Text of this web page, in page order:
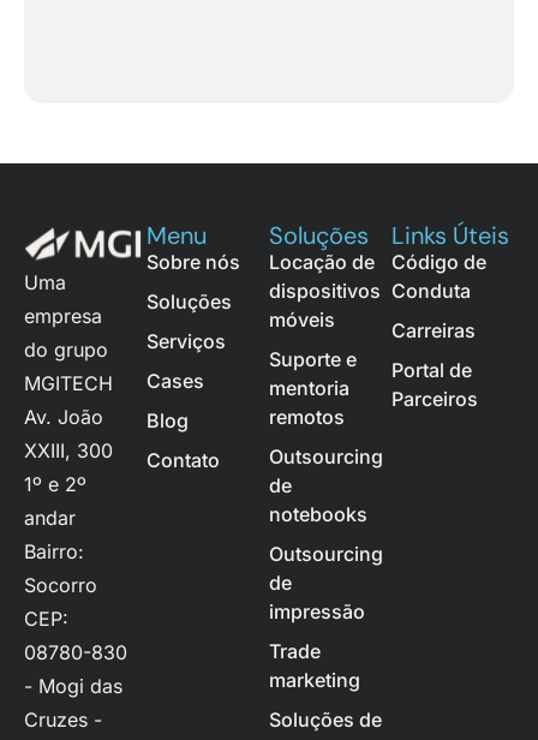
Uma
empresa
do grupo
MGITECH
Av. João
XXIII, 300
1º e 2º
andar
Bairro:
Socorro
CEP:
08780-830
- Mogi das
Cruzes -
Menu
Sobre nós
Soluções
Serviços
Cases
Blog
Contato
Soluções
Locação de
dispositivos
móveis
Suporte e
mentoria
remotos
Outsourcing
de
notebooks
Outsourcing
de
impressão
Trade
marketing
Soluções de
Links Úteis
Código de
Conduta
Carreiras
Portal de
Parceiros